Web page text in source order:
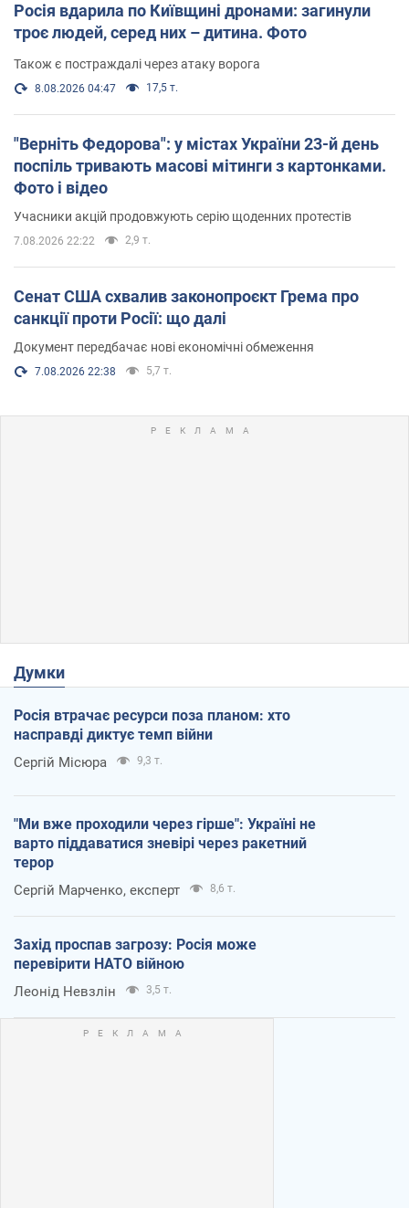
Росія вдарила по Київщині дронами: загинули
троє людей, серед них – дитина. Фото
Також є постраждалі через атаку ворога
8.08.2026 04:47 17,5 т.
"Верніть Федорова": у містах України 23-й день
поспіль тривають масові мітинги з картонками.
Фото і відео
Учасники акцій продовжують серію щоденних протестів
7.08.2026 22:22 2,9 т.
Сенат США схвалив законопроєкт Грема про
санкції проти Росії: що далі
Документ передбачає нові економічні обмеження
7.08.2026 22:38 5,7 т.
Думки
Росія втрачає ресурси поза планом: хто
насправді диктує темп війни
Сергій Місюра 9,3 т.
"Ми вже проходили через гірше": Україні не
варто піддаватися зневірі через ракетний
терор
Сергій Марченко, експерт 8,6 т.
Захід проспав загрозу: Росія може
перевірити НАТО війною
Леонід Невзлін 3,5 т.